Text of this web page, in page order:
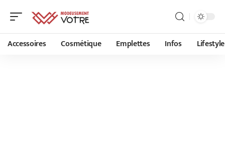
Accessoires Cosmétique Emplettes Infos Lifestyle